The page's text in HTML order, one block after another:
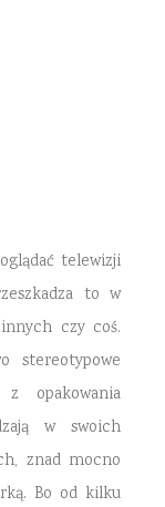
telewizji
to w
czy coś.
stereotypowe
z opakowania
w swoich
znad mocno
Bo od kilku